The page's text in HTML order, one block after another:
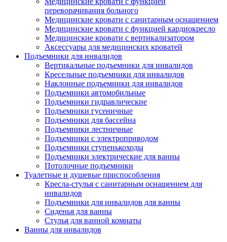
переворачивания больного
Медицинские кровати с санитарным оснащением
Медицинские кровати с функцией кардиокресло
Медицинские кровати с вертикализатором
Аксессуары для медицинских кроватей
Подъемники для инвалидов
Вертикальные подъемники для инвалидов
Кресельные подъемники для инвалидов
Наклонные подъемники для инвалидов
Подъемники автомобильные
Подъемники гидравлические
Подъемники гусеничные
Подъемники для бассейна
Подъемники лестничные
Подъемники с электроприводом
Подъемники ступенькоходы
Подъемники электрические для ванны
Потолочные подъемники
Туалетные и душевые приспособления
Кресла-стулья с санитарным оснащением для
инвалидов
Подъемники для инвалидов для ванны
Сиденья для ванны
Стулья для ванной комнаты
Ванны для инвалидов